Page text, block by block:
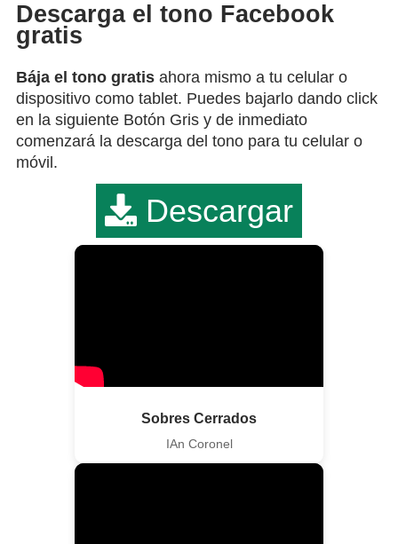
Descarga el tono Facebook
gratis
Bája el tono gratis ahora mismo a tu celular o
dispositivo como tablet. Puedes bajarlo dando click
en la siguiente Botón Gris y de inmediato
comenzará la descarga del tono para tu celular o
móvil.
Descargar
Sobres Cerrados
IAn Coronel